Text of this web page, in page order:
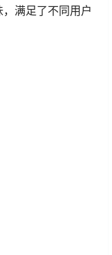
满足了不同用户